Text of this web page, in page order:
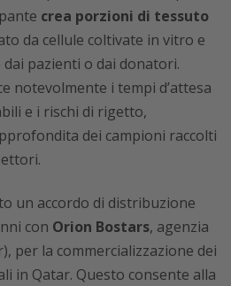
crea porzioni di tessuto
da cellule coltivate in vitro e
pazienti o dai donatori.
notevolmente i tempi d’attesa
e i rischi di rigetto,
dei campioni raccolti
un accordo di distribuzione
con Orion Bostars, agenzia
per la commercializzazione dei
in Qatar. Questo consente alla